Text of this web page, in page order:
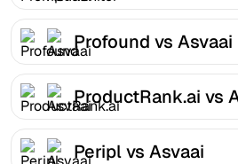
Profound vs Asvaai
ProductRank.ai vs
Peripl vs Asvaai